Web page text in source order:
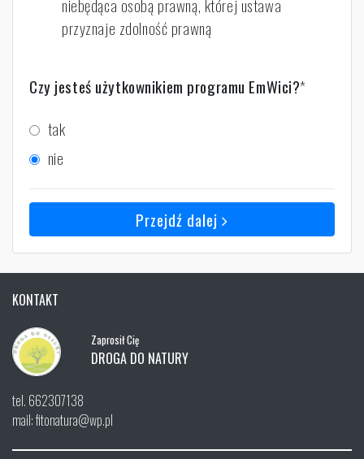
niebędąca osobą prawną, której ustawa
przyznaje zdolność prawną
Czy jesteś użytkownikiem programu EmWici?
tak
nie
Przejdź dalej
KONTAKT
Zaprosił Cię
DROGA DO NATURY
tel. 662307138
mail: fitonatura@wp.pl